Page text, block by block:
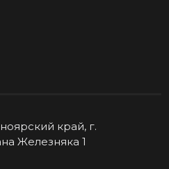
край, г.
Железняка 1